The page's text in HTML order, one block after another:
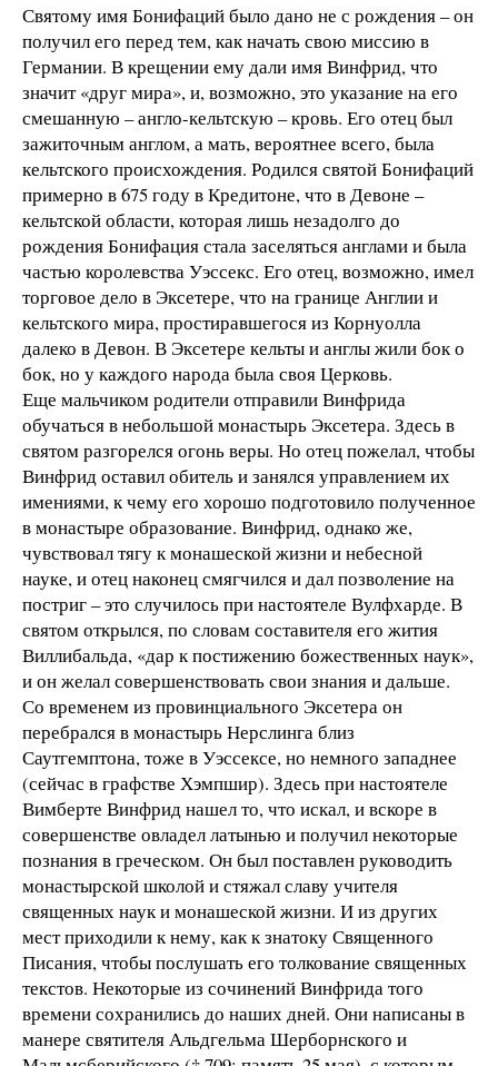
Святому имя Бонифаций было дано не с рождения – он
получил его перед тем, как начать свою миссию в
Германии. В крещении ему дали имя Винфрид, что
значит «друг мира», и, возможно, это указание на его
смешанную – англо-кельтскую – кровь. Его отец был
зажиточным англом, а мать, вероятнее всего, была
кельтского происхождения. Родился святой Бонифаций
примерно в 675 году в Кредитоне, что в Девоне –
кельтской области, которая лишь незадолго до
рождения Бонифация стала заселяться англами и была
частью королевства Уэссекс. Его отец, возможно, имел
торговое дело в Эксетере, что на границе Англии и
кельтского мира, простиравшегося из Корнуолла
далеко в Девон. В Эксетере кельты и англы жили бок о
бок, но у каждого народа была своя Церковь.
Еще мальчиком родители отправили Винфрида
обучаться в небольшой монастырь Эксетера. Здесь в
святом разгорелся огонь веры. Но отец пожелал, чтобы
Винфрид оставил обитель и занялся управлением их
имениями, к чему его хорошо подготовило полученное
в монастыре образование. Винфрид, однако же,
чувствовал тягу к монашеской жизни и небесной
науке, и отец наконец смягчился и дал позволение на
постриг – это случилось при настоятеле Вулфхарде. В
святом открылся, по словам составителя его жития
Виллибальда, «дар к постижению божественных наук»,
и он желал совершенствовать свои знания и дальше.
Со временем из провинциального Эксетера он
перебрался в монастырь Нерслинга близ
Саутгемптона, тоже в Уэссексе, но немного западнее
(сейчас в графстве Хэмпшир). Здесь при настоятеле
Вимберте Винфрид нашел то, что искал, и вскоре в
совершенстве овладел латынью и получил некоторые
познания в греческом. Он был поставлен руководить
монастырской школой и стяжал славу учителя
священных наук и монашеской жизни. И из других
мест приходили к нему, как к знатоку Священного
Писания, чтобы послушать его толкование священных
текстов. Некоторые из сочинений Винфрида того
времени сохранились до наших дней. Они написаны в
манере святителя Альдгельма Шерборнского и